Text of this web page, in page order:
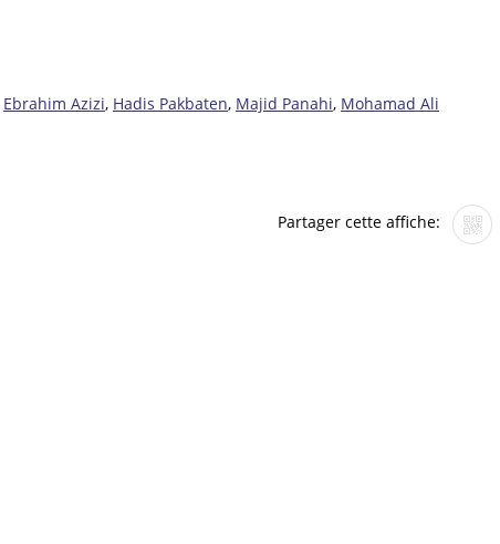
Ebrahim Azizi, Hadis Pakbaten, Majid Panahi, Mohamad Ali
Partager cette affiche: